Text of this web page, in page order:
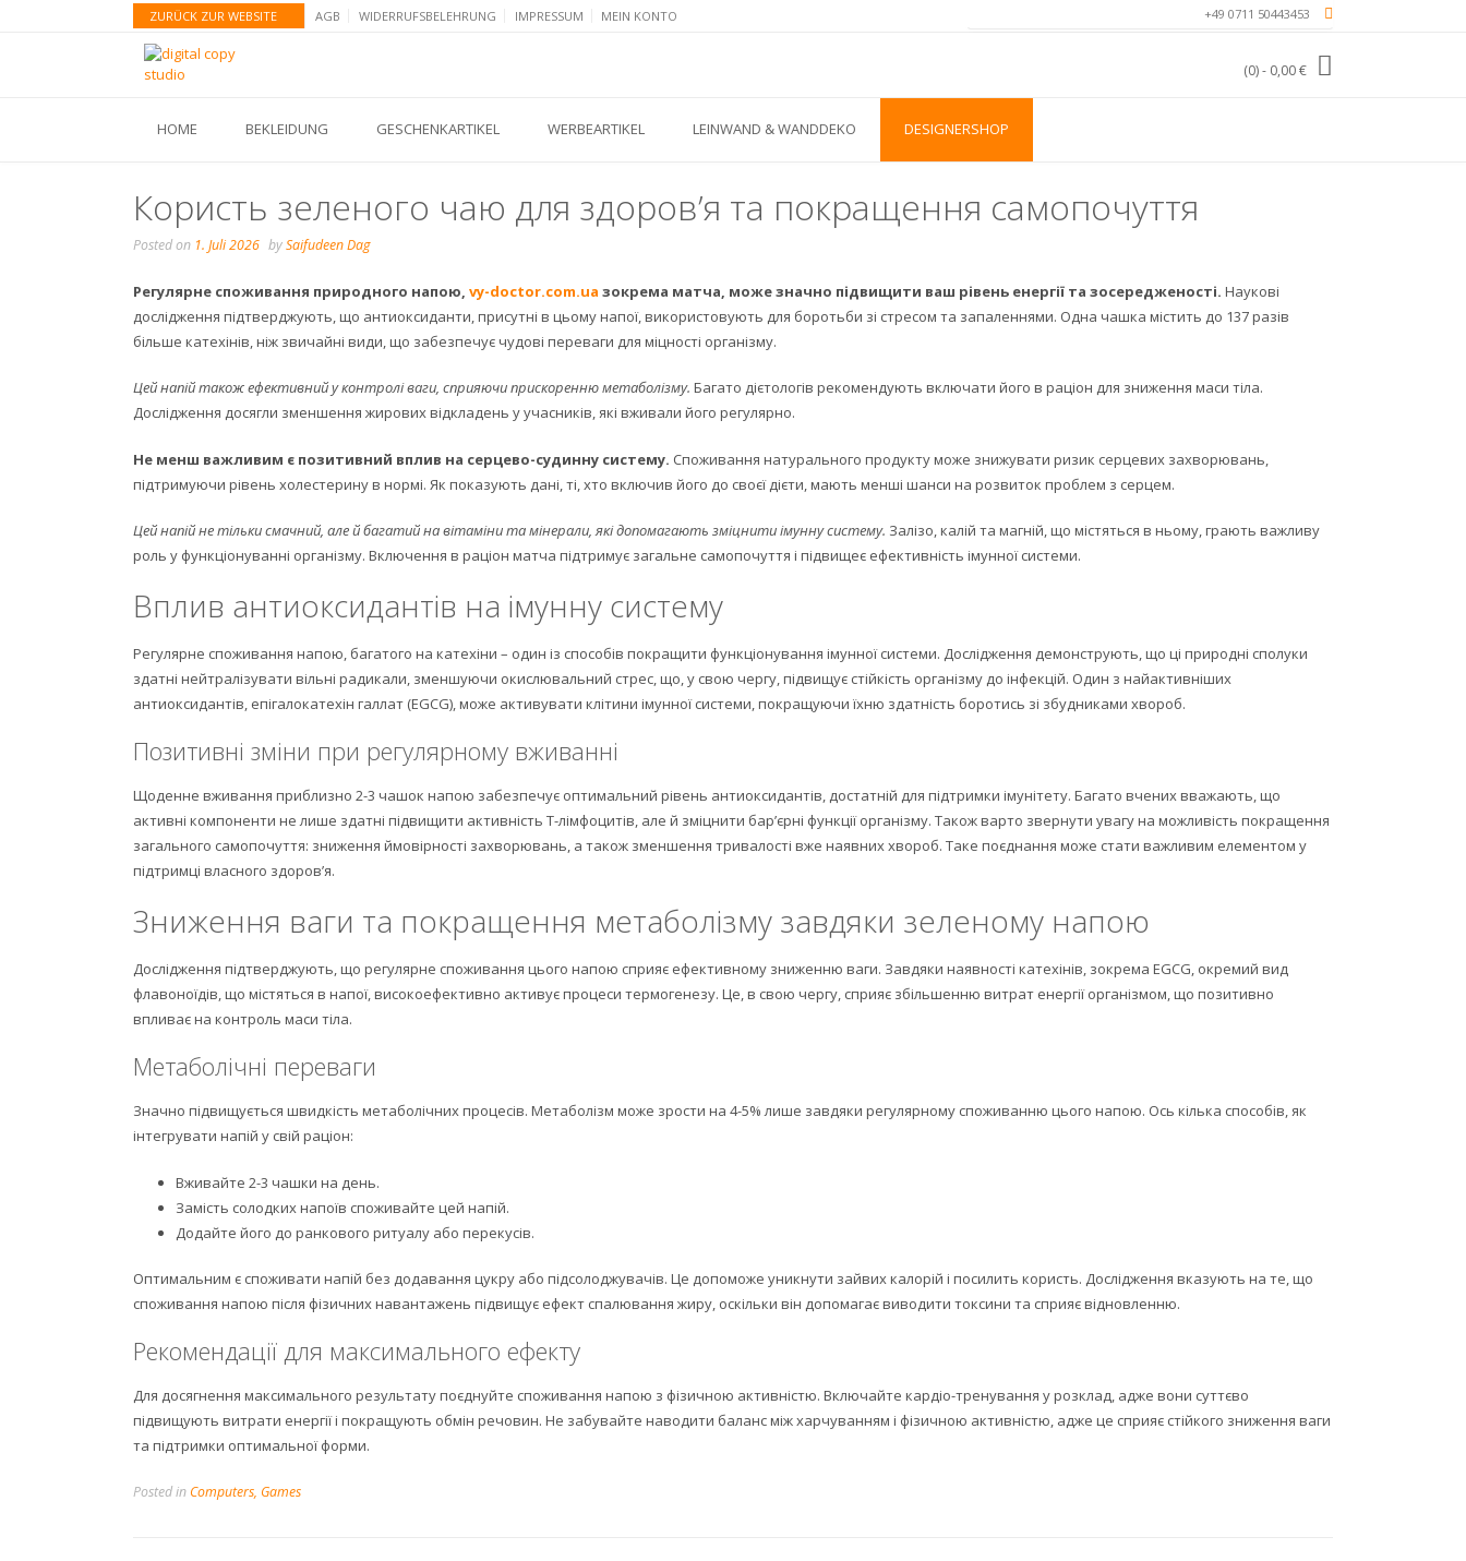
ZURÜCK ZUR WEBSITE AGB WIDERRUFSBELEHRUNG IMPRESSUM MEIN KONTO +49 0711 50443453
(0)- 0,00 €
HOME BEKLEIDUNG GESCHENKARTIKEL WERBEARTIKEL LEINWAND & WANDDEKO DESIGNERSHOP
Користь зеленого чаю для здоров’я та покращення самопочуття
Posted on 1. Juli 2026 bySaifudeen Dag
Регулярне споживання природного напою, vy-doctor.com.ua зокрема матча, може значно підвищити ваш рівень енергії та зосередженості. Наукові
дослідження підтверджують, що антиоксиданти, присутні в цьому напої, використовують для боротьби зі стресом та запаленнями. Одна чашка містить до 137 разів
більше катехінів, ніж звичайні види, що забезпечує чудові переваги для міцності організму.
Цей напій також ефективний у контролі ваги, сприяючи прискоренню метаболізму. Багато дієтологів рекомендують включати його в раціон для зниження маси тіла.
Дослідження досягли зменшення жирових відкладень у учасників, які вживали його регулярно.
Не менш важливим є позитивний вплив на серцево-судинну систему. Споживання натурального продукту може знижувати ризик серцевих захворювань,
підтримуючи рівень холестерину в нормі. Як показують дані, ті, хто включив його до своєї дієти, мають менші шанси на розвиток проблем з серцем.
Цей напій не тільки смачний, але й багатий на вітаміни та мінерали, які допомагають зміцнити імунну систему. Залізо, калій та магній, що містяться в ньому, грають важливу
роль у функціонуванні організму. Включення в раціон матча підтримує загальне самопочуття і підвищеє ефективність імунної системи.
Вплив антиоксидантів на імунну систему
Регулярне споживання напою, багатого на катехіни – один із способів покращити функціонування імунної системи. Дослідження демонструють, що ці природні сполуки
здатні нейтралізувати вільні радикали, зменшуючи окислювальний стрес, що, у свою чергу, підвищує стійкість організму до інфекцій. Один з найактивніших
антиоксидантів, епігалокатехін галлат (EGCG), може активувати клітини імунної системи, покращуючи їхню здатність боротись зі збудниками хвороб.
Позитивні зміни при регулярному вживанні
Щоденне вживання приблизно 2-3 чашок напою забезпечує оптимальний рівень антиоксидантів, достатній для підтримки імунітету. Багато вчених вважають, що
активні компоненти не лише здатні підвищити активність Т-лімфоцитів, але й зміцнити бар’єрні функції організму. Також варто звернути увагу на можливість покращення
загального самопочуття: зниження ймовірності захворювань, а також зменшення тривалості вже наявних хвороб. Таке поєднання може стати важливим елементом у
підтримці власного здоров’я.
Зниження ваги та покращення метаболізму завдяки зеленому напою
Дослідження підтверджують, що регулярне споживання цього напою сприяє ефективному зниженню ваги. Завдяки наявності катехінів, зокрема EGCG, окремий вид
флавоноїдів, що містяться в напої, високоефективно активує процеси термогенезу. Це, в свою чергу, сприяє збільшенню витрат енергії організмом, що позитивно
впливає на контроль маси тіла.
Метаболічні переваги
Значно підвищується швидкість метаболічних процесів. Метаболізм може зрости на 4-5% лише завдяки регулярному споживанню цього напою. Ось кілька способів, як
інтегрувати напій у свій раціон:
Вживайте 2-3 чашки на день.
Замість солодких напоїв споживайте цей напій.
Додайте його до ранкового ритуалу або перекусів.
Оптимальним є споживати напій без додавання цукру або підсолоджувачів. Це допоможе уникнути зайвих калорій і посилить користь. Дослідження вказують на те, що
споживання напою після фізичних навантажень підвищує ефект спалювання жиру, оскільки він допомагає виводити токсини та сприяє відновленню.
Рекомендації для максимального ефекту
Для досягнення максимального результату поєднуйте споживання напою з фізичною активністю. Включайте кардіо-тренування у розклад, адже вони суттєво
підвищують витрати енергії і покращують обмін речовин. Не забувайте наводити баланс між харчуванням і фізичною активністю, адже це сприяє стійкого зниження ваги
та підтримки оптимальної форми.
Posted in Computers, Games